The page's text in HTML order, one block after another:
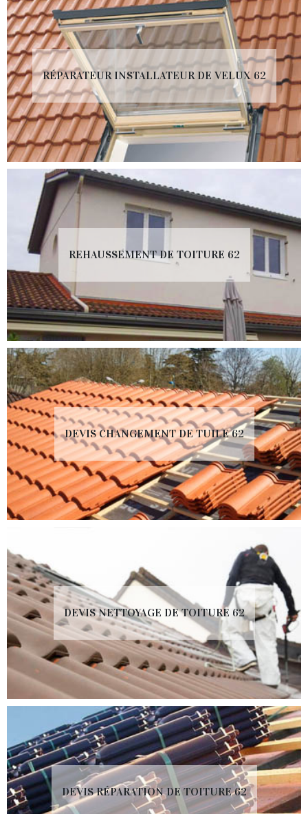
RÉPARATEUR INSTALLATEUR DE VELUX 62
REHAUSSEMENT DE TOITURE 62
DEVIS CHANGEMENT DE TUILE 62
DEVIS NETTOYAGE DE TOITURE 62
DEVIS RÉPARATION DE TOITURE 62